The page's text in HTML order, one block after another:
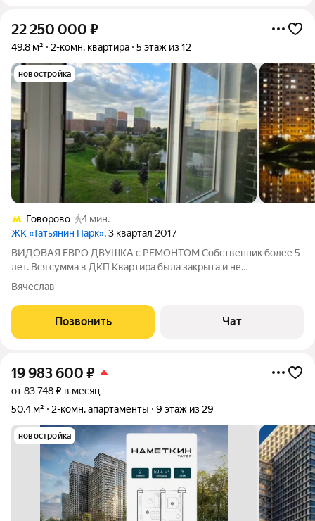
22 250 000 ₽
49,8 м² 2-комн. квартира 5 этаж из 12
новостройка
Говорово
4 мин.
ЖК «Татьянин Парк», 3 квартал 2017
ВИДОВАЯ ЕВРО ДВУШКА с РЕМОНТОМ Собственник более 5
лет. Вся сумма в ДКП Квартира была закрыта и не
использовалась годами. Ближайший дом от метро Говорово и
кондиционер, Кухня КЕА со встроенной
Вячеслав
Позвонить Чат
19 983 600 ₽
от 83 748 ₽ в месяц
50,4 м²
2-комн. апартаменты 9 этаж из 29
новостройка